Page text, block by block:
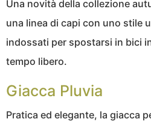
Una novità della collezione
una linea di capi con uno stile
indossati per spostarsi in bici
tempo libero.
Giacca Pluvia
Pratica ed elegante, la giacca